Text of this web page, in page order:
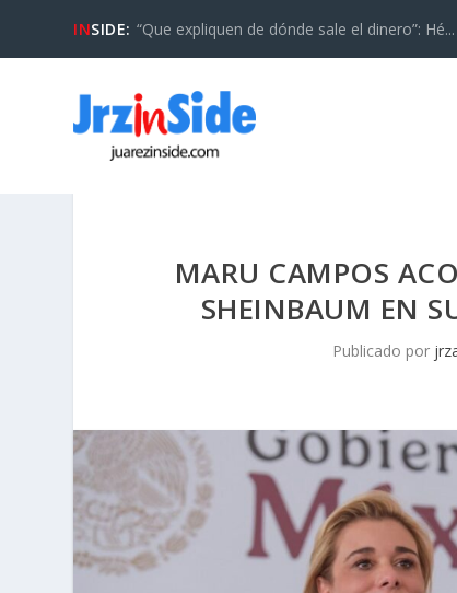
INSIDE: “Que expliquen de dónde sale el dinero”: Hé...
MARU CAMPOS
SHEINBAUM EN
Publicado por